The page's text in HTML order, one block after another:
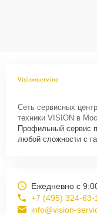
Visionservice
Сеть сервисных
техники VISION в
Профильный сервис
любой сложности с
Ежедневно с
+7 (495) 324-63-
info@vision-